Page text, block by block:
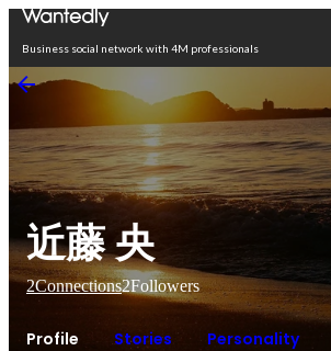
Business social network with 4M professionals
近藤 央
2Connections2Followers
Profile Stories Personality